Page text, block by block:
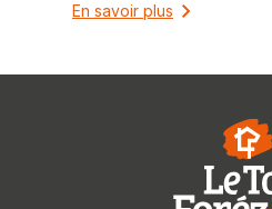
En savoir plus